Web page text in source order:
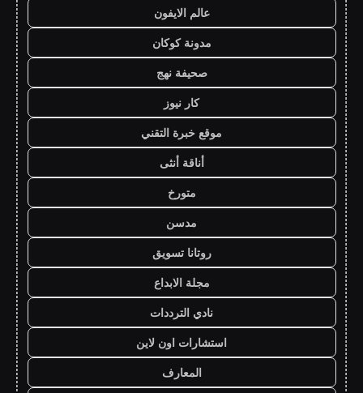
عالم الايفون
مدونة كوكان
صحيفة نهج
كار نيوز
موقع خبرة التقني
أناقة أنثى
متورخ
مدسن
روتانا تسويق
مجلة الابداع
نادي الترددات
استشارات اون لاين
المعارف